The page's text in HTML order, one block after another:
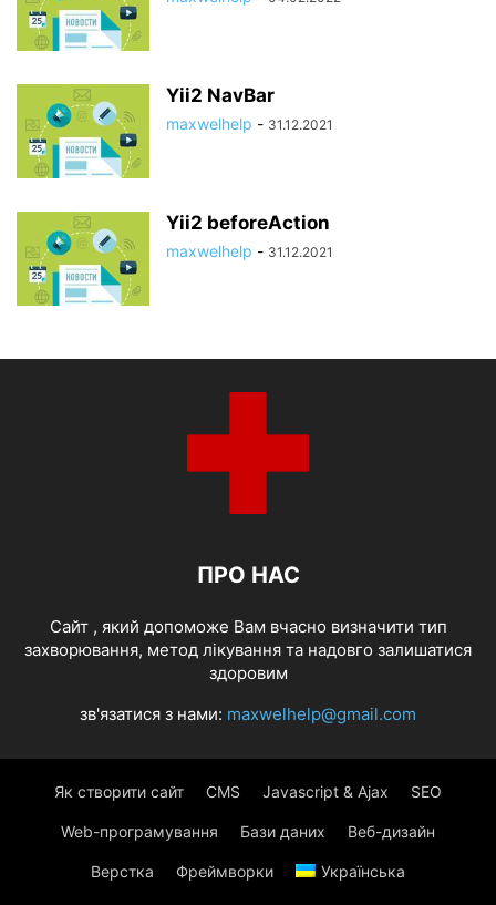
Yii2 NavBar
maxwelhelp - 31.12.2021
Yii2 beforeAction
maxwelhelp - 31.12.2021
ПРО НАС
Cайт , який допоможе Вам вчасно визначити тип
захворювання, метод лікування та надовго залишатися
здоровим
зв'язатися з нами: maxwelhelp@gmail.com
Як створити сайт CMS Javascript & Ajax SEO
Web-програмування Бази даних Веб-дизайн
Верстка Фреймворки Українська